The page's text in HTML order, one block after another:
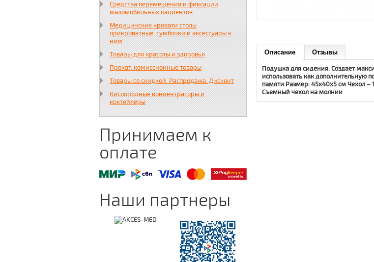
Средства перемещения и фиксации
маломобильных пациентов
Медицинские кровати столы
прикроватные, тумбочки и аксессуары к
ним
Товары для красоты и здоровья
Прокат, комиссионные товары
Товары со скидкой. Распродажа. Дисконт
Кислородные концентраторы и
коктейлеры
Принимаем к
оплате
Наши партнеры
Описание Отзывы
Подушка для сидения. Создает
использовать как дополнительную
памяти Размер: 45х40х5 см Чехол –
Съемный чехол на молнии